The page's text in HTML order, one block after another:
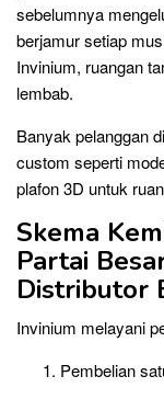
sebelumnya
berjamur setiap
Invinium, ruangan
lembab.
Banyak pelanggan
custom seperti
plafon 3D untuk
Skema
Partai
Distributor
Invinium melayani
Pembelian